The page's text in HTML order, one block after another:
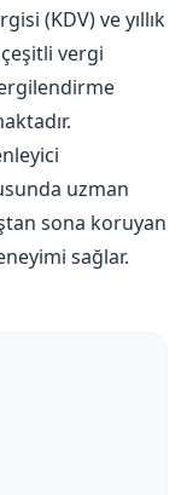
(KDV) ve yıllık
vergi
uzman
sona koruyan
sağlar.